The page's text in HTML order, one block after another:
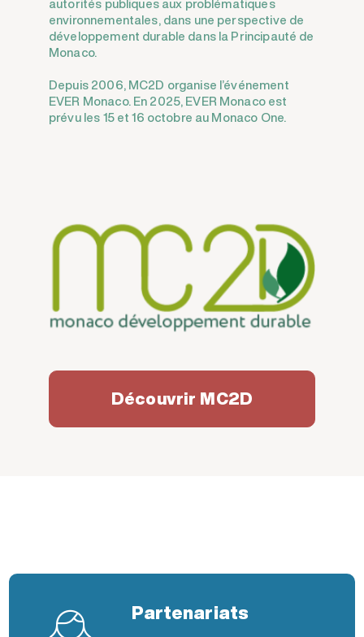
Découvrir MC2D
environnementales, dans une perspective de
développement durable dans la Principauté de
Monaco.
Depuis 2006, MC2D organise l’événement
EVER Monaco. En 2025, EVER Monaco est
prévu les 15 et 16 octobre au Monaco One.
Partenariats